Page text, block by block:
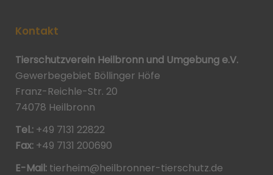
Kontakt
Tierschutzverein Heilbronn und Umgebung e.V.
Gewerbegebiet Böllinger Höfe
Franz-Reichle-Str. 20
74078 Heilbronn
Tel.: +49 7131 22822
Fax: +49 7131 200690
E-Mail: tierheim@heilbronner-tierschutz.de